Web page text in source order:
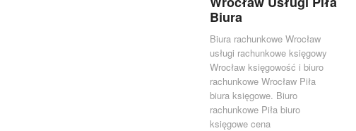
Biura
Biura rachunkowe Wrocław
usługi rachunkowe księgowy
Wrocław księgowość i biuro
rachunkowe Wrocław Piła
biura księgowe. Biuro
rachunkowe Piła biuro
księgowe cena